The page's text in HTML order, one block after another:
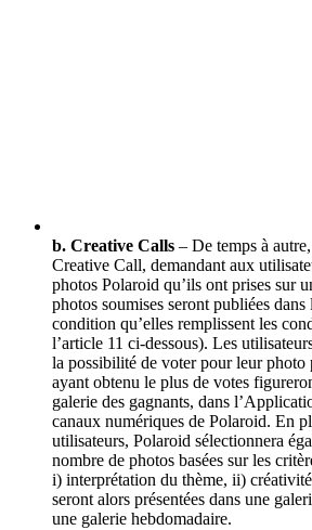
b. Creative Calls – De temps à
Creative Call, demandant aux
photos Polaroid qu’ils ont prises sur
photos soumises seront publiées
condition qu’elles remplissent les
l’article 11 ci-dessous). Les
la possibilité de voter pour leur photo
ayant obtenu le plus de votes
galerie des gagnants, dans
canaux numériques de Polaroid. En
utilisateurs, Polaroid sélectionnera
nombre de photos basées sur les
i) interprétation du thème, ii)
seront alors présentées dans une
une galerie hebdomadaire.